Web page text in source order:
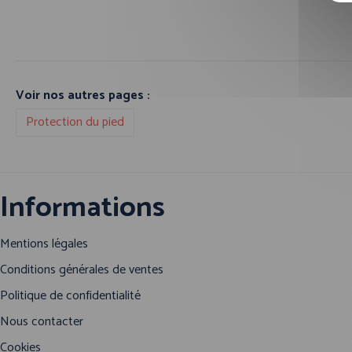
Voir nos autres pages :
Protection du pied
Informations
Mentions légales
Conditions générales de ventes
Politique de confidentialité
Nous contacter
Cookies